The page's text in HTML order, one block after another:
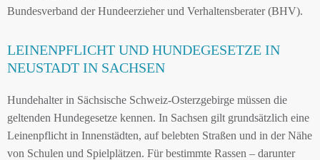
Bundesverband der Hundeerzieher und Verhaltensberater (BHV).
LEINENPFLICHT UND HUNDEGESETZE IN
NEUSTADT IN SACHSEN
Hundehalter in Sächsische Schweiz-Osterzgebirge müssen die
geltenden Hundegesetze kennen. In Sachsen gilt grundsätzlich eine
Leinenpflicht in Innenstädten, auf belebten Straßen und in der Nähe
von Schulen und Spielplätzen. Für bestimmte Rassen – darunter